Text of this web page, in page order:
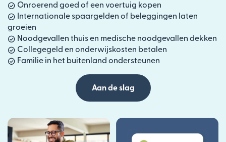
Onroerend goed of een voertuig kopen
Internationale spaargelden of beleggingen laten
groeien
Noodgevallen thuis en medische noodgevallen dekken
Collegegeld en onderwijskosten betalen
Familie in het buitenland ondersteunen
Aan de slag